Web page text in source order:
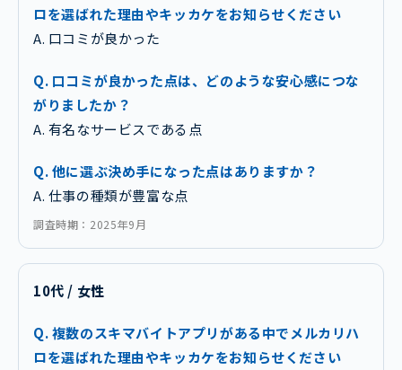
ロを選ばれた理由やキッカケをお知らせください
A. 口コミが良かった
Q. 口コミが良かった点は、どのような安心感につな
がりましたか？
A. 有名なサービスである点
Q. 他に選ぶ決め手になった点はありますか？
A. 仕事の種類が豊富な点
調査時期：2025年9月
10代 / 女性
Q. 複数のスキマバイトアプリがある中でメルカリハ
ロを選ばれた理由やキッカケをお知らせください